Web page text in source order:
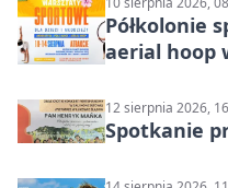
Półkolonie
aerial hoop
12 sierpnia 2026,
Spotkanie